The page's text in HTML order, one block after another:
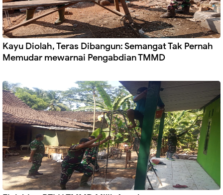
Kayu Diolah, Teras Dibangun: Semangat Tak Pernah
Memudar mewarnai Pengabdian TMMD